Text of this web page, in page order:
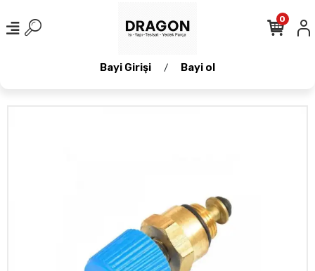
Bayi Girişi / Bayi ol
0